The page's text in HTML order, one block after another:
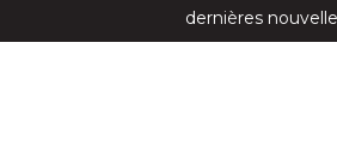
dernières